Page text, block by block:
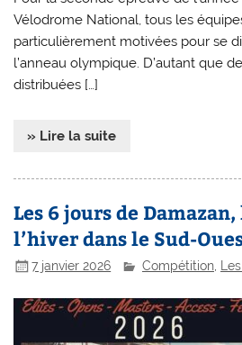
Vélodrome National, tous les
particulièrement motivées pour se
l’anneau olympique. D’autant que
distribuées […]
» Lire la suite
Les 6 jours de
l’hiver dans le Sud-
7 janvier 2026 Compétition